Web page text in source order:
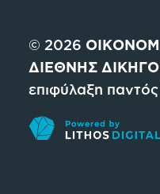
© 2026
ΔΙΕΘΝΗΣ
επιφύλαξη